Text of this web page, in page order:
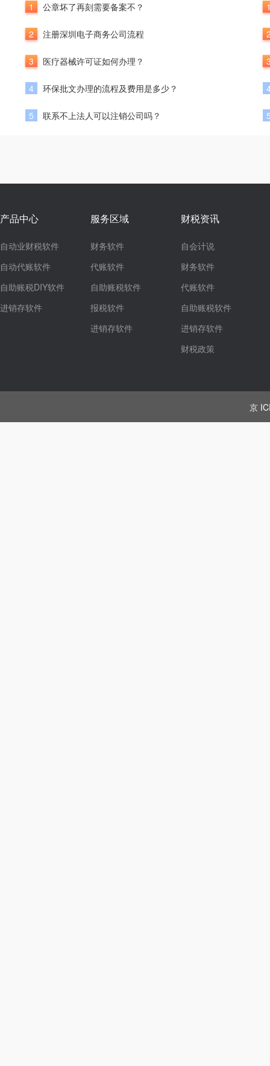
1 公章坏了再刻需要备案不？
2 注册深圳电子商务公司流程
3 医疗器械许可证如何办理？
4 环保批文办理的流程及费用是多少？
5 联系不上法人可以注销公司吗？
产品中心
自动业财税软件
自动代账软件
自助账税DIY软件
进销存软件
服务区域
财务软件
代账软件
自助账税软件
报税软件
进销存软件
财税资讯
自会计说
财务软件
代账软件
自助账税软件
进销存软件
财税政策
京